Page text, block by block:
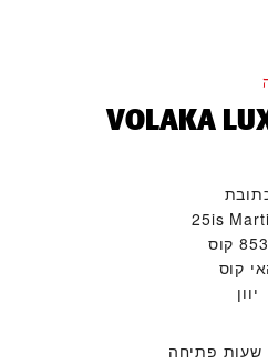
‭VOLAKA
קוס
קוס
יוון
שעות פתיחה